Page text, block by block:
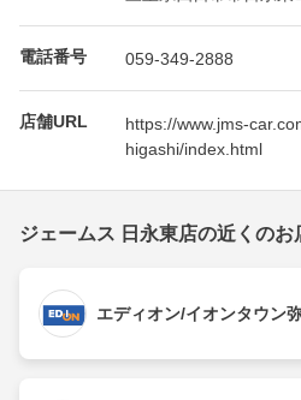
電話番号 059-349-2888
店舗URL
https://www.jms-
higashi/index.html
ジェームス 日永東店の近くのお
エディオン/イオンタウン